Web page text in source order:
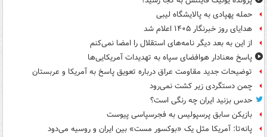
حمله پهپادی به پالایشگاه لیبی
هدایای روز خبرنگار ۱۴۰۵ اعلام شد
از این به بعد دیگر نامه‌های استقلال را امضا نمی‌کنم
پاسخ معنادار هوافضای سپاه به تهدیدات آمریکایی‌ها
توضیحات جدید مقاومت عراق درباره تعویق پاسخ به آمریکا و عربستان
چمن دستگردی زیر کشت نمی‌رود
حدس بزنید ایران چه رنگی است؟
بازیکن سابق پرسپولیس به فجرسپاسی پیوست
پانه‌تا: آمریکا مثل یک «بوکسور مست» بین ایران و روسیه می‌دود